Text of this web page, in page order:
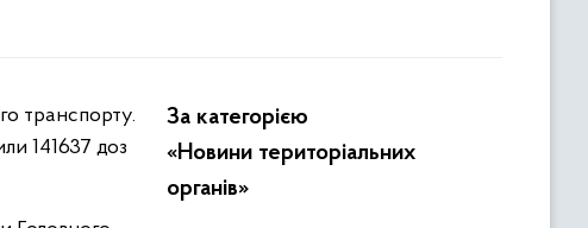
141637 доз
За категорією
«Новини територіальних
органів»